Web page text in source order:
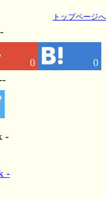
トップページへ
0 0
-
-